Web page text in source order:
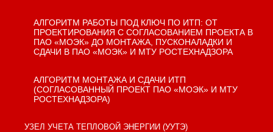
АЛГОРИТМ РАБОТЫ ПОД КЛЮЧ ПО ИТП: ОТ
ПРОЕКТИРОВАНИЯ С СОГЛАСОВАНИЕМ ПРОЕКТА В
ПАО «МОЭК» ДО МОНТАЖА, ПУСКОНАЛАДКИ И
СДАЧИ В ПАО «МОЭК» И МТУ РОСТЕХНАДЗОРА
АЛГОРИТМ МОНТАЖА И СДАЧИ ИТП
(СОГЛАСОВАННЫЙ ПРОЕКТ ПАО «МОЭК» И МТУ
РОСТЕХНАДЗОРА)
УЗЕЛ УЧЕТА ТЕПЛОВОЙ ЭНЕРГИИ (УУТЭ)